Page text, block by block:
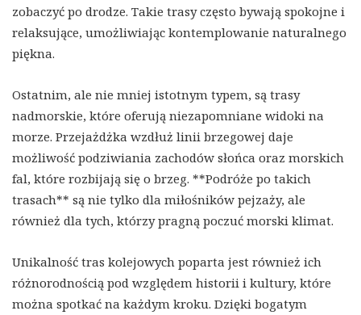
zobaczyć po drodze. Takie trasy często bywają spokojne i
relaksujące, umożliwiając kontemplowanie naturalnego
piękna.
Ostatnim, ale nie mniej istotnym typem, są trasy
nadmorskie, które oferują niezapomniane widoki na
morze. Przejażdżka wzdłuż linii brzegowej daje
możliwość podziwiania zachodów słońca oraz morskich
fal, które rozbijają się o brzeg. **Podróże po takich
trasach** są nie tylko dla miłośników pejzaży, ale
również dla tych, którzy pragną poczuć morski klimat.
Unikalność tras kolejowych poparta jest również ich
różnorodnością pod względem historii i kultury, które
można spotkać na każdym kroku. Dzięki bogatym